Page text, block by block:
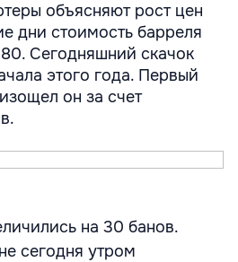
объясняют рост цен
дни стоимость барреля
Сегодняшний скачок
этого года. Первый
он за счет
на 30 банов.
сегодня утром